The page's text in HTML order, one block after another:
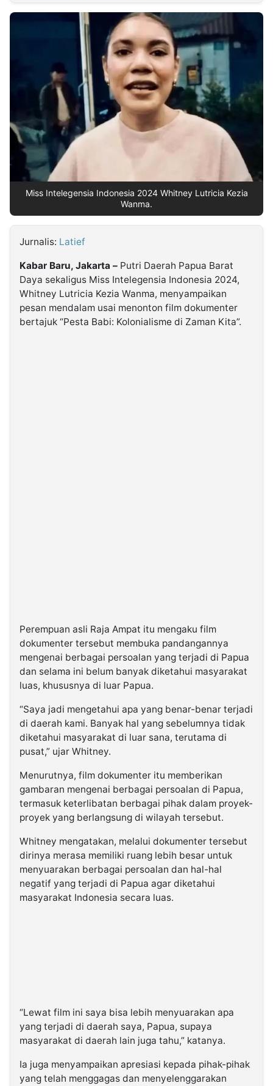
INDONESIA
Dinamikapost.com
Seedbacklink
Follow
Kabarbaru
Kabarbaru.co
2026
Miss Intelegensia Indonesia 2024 Whitney Lutricia Kezia
Wanma.
Jurnalis: Latief
Kabar Baru, Jakarta – Putri Daerah Papua Barat
Daya sekaligus Miss Intelegensia Indonesia 2024,
Whitney Lutricia Kezia Wanma, menyampaikan
pesan mendalam usai menonton film dokumenter
bertajuk “Pesta Babi: Kolonialisme di Zaman Kita”.
Perempuan asli Raja Ampat itu mengaku film
dokumenter tersebut membuka pandangannya
mengenai berbagai persoalan yang terjadi di Papua
dan selama ini belum banyak diketahui masyarakat
luas, khususnya di luar Papua.
“Saya jadi mengetahui apa yang benar-benar terjadi
di daerah kami. Banyak hal yang sebelumnya tidak
diketahui masyarakat di luar sana, terutama di
pusat,” ujar Whitney.
Menurutnya, film dokumenter itu memberikan
gambaran mengenai berbagai persoalan di Papua,
termasuk keterlibatan berbagai pihak dalam proyek-
proyek yang berlangsung di wilayah tersebut.
Whitney mengatakan, melalui dokumenter tersebut
dirinya merasa memiliki ruang lebih besar untuk
menyuarakan berbagai persoalan dan hal-hal
negatif yang terjadi di Papua agar diketahui
masyarakat Indonesia secara luas.
“Lewat film ini saya bisa lebih menyuarakan apa
yang terjadi di daerah saya, Papua, supaya
masyarakat di daerah lain juga tahu,” katanya.
Ia juga menyampaikan apresiasi kepada pihak-pihak
yang telah menggagas dan menyelenggarakan